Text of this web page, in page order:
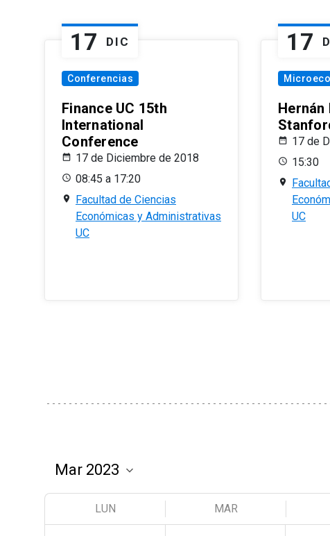
17 DIC
Conferencias
Finance UC 15th
International
Conference
17 de Diciembre de 2018
08:45 a 17:20
Facultad de Ciencias
Económicas y Administrativas
UC
17
Hernán
17 de
15:30
UC
LUN MAR